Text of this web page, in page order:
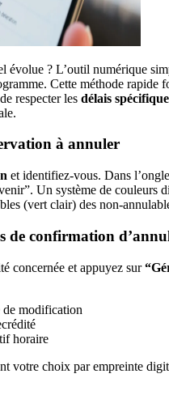
évolue ? L’outil numérique
Cette méthode rapide
respecter les délais
à annuler
et identifiez-vous. Dans
Un système de couleurs
(vert clair) des non-
de confirmation
concernée et appuyez sur
modification
horaire
votre choix par empreinte